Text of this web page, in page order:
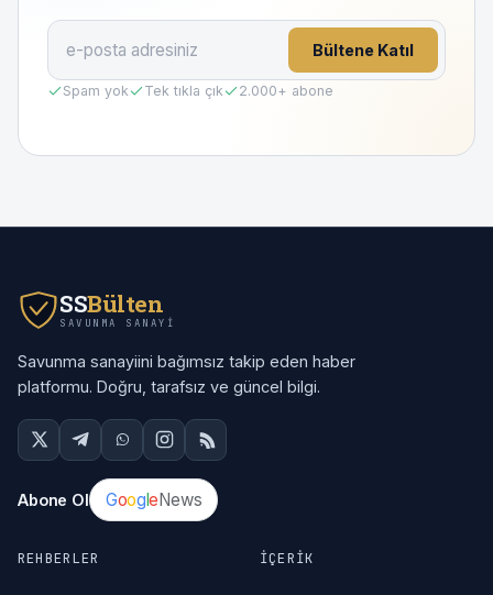
Bültene Katıl
Spam yok Tek tıkla çık 2.000+ abone
SSBülten
SAVUNMA SANAYI
Savunma sanayiini bağımsız takip eden haber
platformu. Doğru, tarafsız ve güncel bilgi.
Abone Ol GoogleNews
REHBERLER İÇERIK